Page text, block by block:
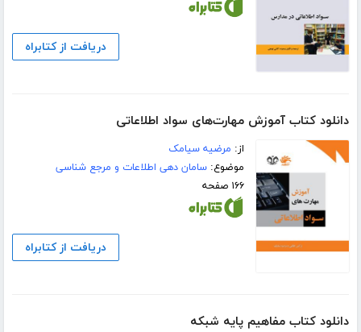
دریافت از کتابراه
دانلود کتاب آموزش مهارت‌های سواد اطلاعاتی
از: مرضیه سیامک
موضوع:سامان دهی اطلاعات و مرجع شناسی
۱۶۶ صفحه
دریافت از کتابراه
دانلود کتاب مفاهیم پایه شبکه